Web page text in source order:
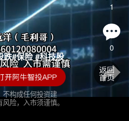
1
0
跌#保险 #科技股
不构成任何投资建
险，入市须谨慎。